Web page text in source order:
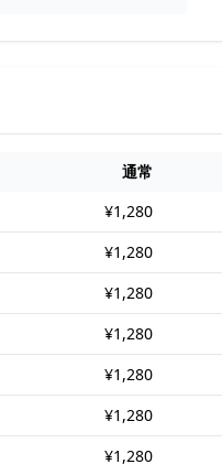
通常
¥1,280
¥1,280
¥1,280
¥1,280
¥1,280
¥1,280
¥1,280